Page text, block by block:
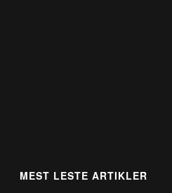
MEST LESTE ARTIKLER